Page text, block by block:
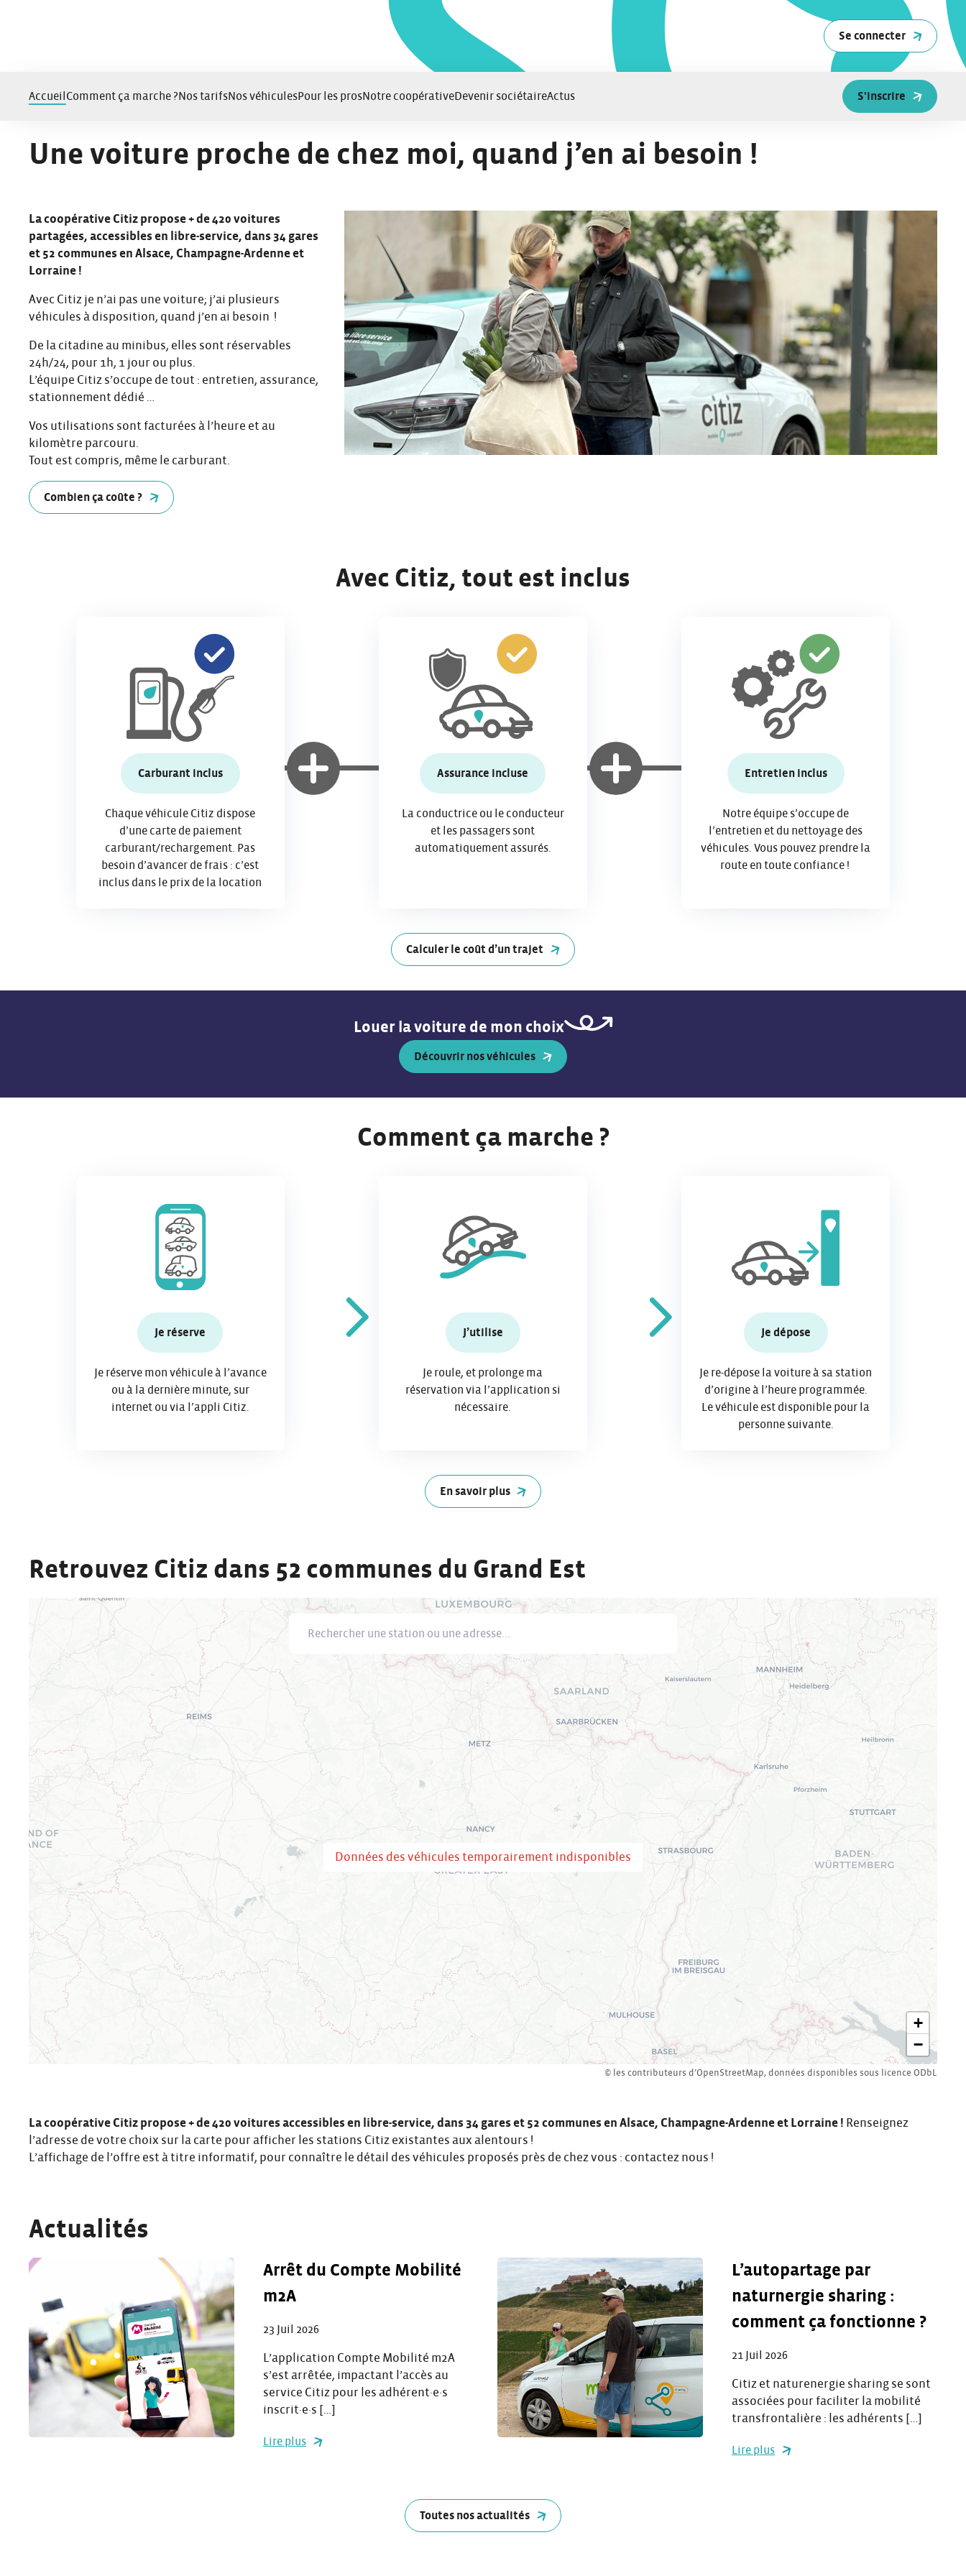
Se connecter
Accueil Comment ça marche ? Nos tarifsNos véhiculesPour les prosNotre coopérativeDevenir sociétaireActus S'inscrire
Une voiture proche de chez moi, quand j’en ai besoin !
La coopérative Citiz propose + de 420 voitures
partagées, accessibles en libre-service, dans 34 gares
et 52 communes en Alsace, Champagne-Ardenne et
Lorraine !
Avec Citiz je n’ai pas une voiture; j’ai plusieurs
véhicules à disposition, quand j’en ai besoin !
De la citadine au minibus, elles sont réservables
24h/24, pour 1h, 1 jour ou plus.
L’équipe Citiz s’occupe de tout : entretien, assurance,
stationnement dédié …
Vos utilisations sont facturées à l’heure et au
kilomètre parcouru.
Tout est compris, même le carburant.
Combien ça coûte ?
Avec Citiz, tout est inclus
Carburant inclus
Chaque véhicule Citiz dispose
d’une carte de paiement
carburant/rechargement. Pas
besoin d’avancer de frais : c’est
inclus dans le prix de la location
Assurance incluse
La conductrice ou le conducteur
et les passagers sont
automatiquement assurés.
Entretien inclus
Notre équipe s’occupe de
l’entretien et du nettoyage des
véhicules. Vous pouvez prendre la
route en toute confiance !
Calculer le coût d’un trajet
Louer la voiture de mon choix
Découvrir nos véhicules
Comment ça marche ?
Je réserve
Je réserve mon véhicule à l’avance
ou à la dernière minute, sur
internet ou via l’appli Citiz.
J’utilise
Je roule, et prolonge ma
réservation via l’application si
nécessaire.
Je dépose
Je re-dépose la voiture à sa station
d’origine à l’heure programmée.
Le véhicule est disponible pour la
personne suivante.
En savoir plus
Retrouvez Citiz dans 52 communes du Grand Est
+
−
Données des véhicules temporairement indisponibles
© les contributeurs d’OpenStreetMap, données disponibles sous licence ODbL
La coopérative Citiz propose + de 420 voitures accessibles en libre-service, dans 34 gares et 52 communes en Alsace, Champagne-Ardenne et Lorraine ! Renseignez
l’adresse de votre choix sur la carte pour afficher les stations Citiz existantes aux alentours !
L’affichage de l’offre est à titre informatif, pour connaître le détail des véhicules proposés près de chez vous : contactez nous !
Actualités
Arrêt du Compte Mobilité
m2A
23 Juil 2026
L’application Compte Mobilité m2A
s’est arrêtée, impactant l’accès au
service Citiz pour les adhérent·e·s
inscrit·e·s […]
Lire plus
L’autopartage par
naturnergie sharing :
comment ça fonctionne ?
21 Juil 2026
Citiz et naturenergie sharing se sont
associées pour faciliter la mobilité
transfrontalière : les adhérents […]
Lire plus
Toutes nos actualités